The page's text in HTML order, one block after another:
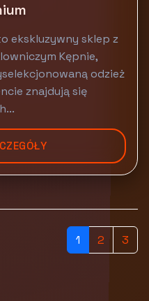
ekskluzywny sklep z
Kępnie,
odzież
znajdują się
1 2 3